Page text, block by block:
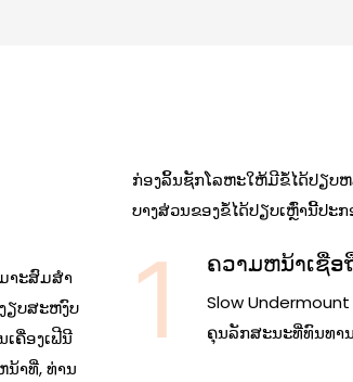
າະສົມສໍາ
ຽບສະຫງົບ
ຄື່ອງເຟີນີ
າທີ່, ທ່ານ
ກ່ອງລິ້ນຊັກໂລຫະໃຫ້ມີຂໍ້ໄດ້ປຽບຫ
ບາງສ່ວນຂອງຂໍ້ໄດ້ປຽບເຫຼົ່ານີ້ປະ
ຄວາມຫນ້າເຊື່ອ
Slow
ຄຸນລັກສະນະທີ່ທົນທາ